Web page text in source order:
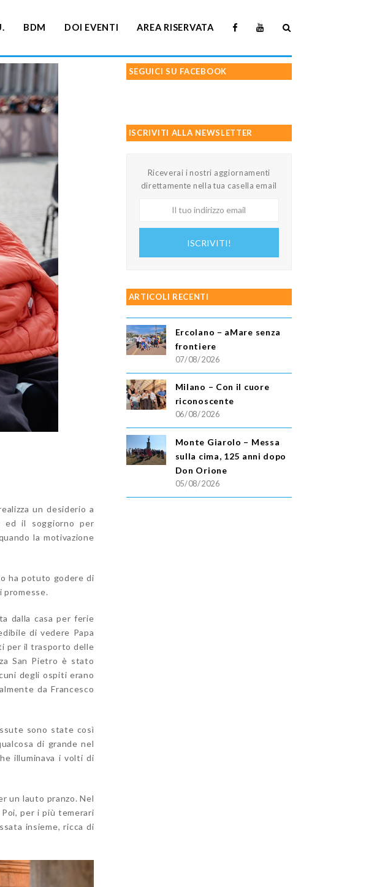
BDM DOI EVENTI AREA RISERVATA
un desiderio a
ed il soggiorno per
la motivazione
ha potuto godere di
promesse.
dalla casa per ferie
di vedere Papa
per il trasporto delle
San Pietro è stato
degli ospiti erano
da Francesco
sono state così
di grande nel
illuminava i volti di
un lauto pranzo. Nel
per i più temerari
insieme, ricca di
SEGUICI SU FACEBOOK
ISCRIVITI ALLA NEWSLETTER
Riceverai i nostri aggiornamenti
direttamente nella tua casella email
ISCRIVITI!
ARTICOLI RECENTI
Ercolano – aMare senza
frontiere
07/08/2026
Milano – Con il cuore
riconoscente
06/08/2026
Monte Giarolo – Messa
sulla cima, 125 anni dopo
Don Orione
05/08/2026